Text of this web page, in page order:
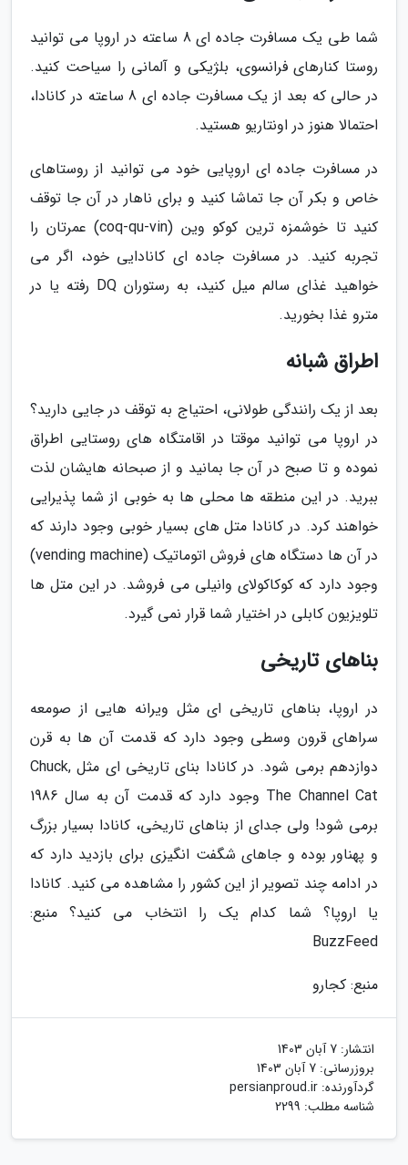
شما طی یک مسافرت جاده ای 8 ساعته در اروپا می توانید
روستا کنارهای فرانسوی، بلژیکی و آلمانی را سیاحت کنید.
در حالی که بعد از یک مسافرت جاده ای 8 ساعته در کانادا،
احتمالا هنوز در اونتاریو هستید.
در مسافرت جاده ای اروپایی خود می توانید از روستاهای
خاص و بکر آن جا تماشا کنید و برای ناهار در آن جا توقف
کنید تا خوشمزه ترین کوکو وین (coq-qu-vin) عمرتان را
تجربه کنید. در مسافرت جاده ای کانادایی خود، اگر می
خواهید غذای سالم میل کنید، به رستوران DQ رفته یا در
مترو غذا بخورید.
اطراق شبانه
بعد از یک رانندگی طولانی، احتیاج به توقف در جایی دارید؟
در اروپا می توانید موقتا در اقامتگاه های روستایی اطراق
نموده و تا صبح در آن جا بمانید و از صبحانه هایشان لذت
ببرید. در این منطقه ها محلی ها به خوبی از شما پذیرایی
خواهند کرد. در کانادا متل های بسیار خوبی وجود دارند که
در آن ها دستگاه های فروش اتوماتیک (vending machine)
وجود دارد که کوکاکولای وانیلی می فروشد. در این متل ها
تلویزیون کابلی در اختیار شما قرار نمی گیرد.
بناهای تاریخی
در اروپا، بناهای تاریخی ای مثل ویرانه هایی از صومعه
سراهای قرون وسطی وجود دارد که قدمت آن ها به قرن
دوازدهم برمی شود. در کانادا بنای تاریخی ای مثل Chuck,
The Channel Cat وجود دارد که قدمت آن به سال 1986
برمی شود! ولی جدای از بناهای تاریخی، کانادا بسیار بزرگ
و پهناور بوده و جاهای شگفت انگیزی برای بازدید دارد که
در ادامه چند تصویر از این کشور را مشاهده می کنید. کانادا
یا اروپا؟ شما کدام یک را انتخاب می کنید؟ منبع:
BuzzFeed
منبع: کجارو
انتشار: 7 آبان 1403
بروزرسانی: 7 آبان 1403
گردآورنده: persianproud.ir
شناسه مطلب: 2299